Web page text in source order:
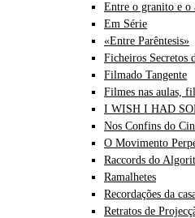
Entre o granito e o
Em Série
«Entre Parêntesis»
Ficheiros Secretos
Filmado Tangente
Filmes nas aulas,
I WISH I HAD
Nos Confins do
O Movimento
Raccords do
Ramalhetes
Recordações da
Retratos de